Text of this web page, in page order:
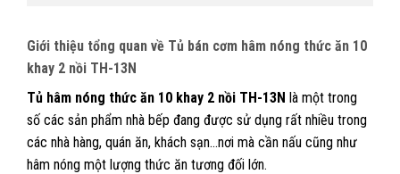
Giới thiệu tổng quan về Tủ bán cơm hâm nóng thức ăn 10
khay 2 nồi TH-13N
Tủ hâm nóng thức ăn 10 khay 2 nồi TH-13N là một trong
số các sản phẩm nhà bếp đang được sử dụng rất nhiều trong
các nhà hàng, quán ăn, khách sạn…nơi mà cần nấu cũng như
hâm nóng một lượng thức ăn tương đối lớn.